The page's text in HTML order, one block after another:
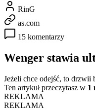
RinG
as.com
15 komentarzy
Wenger stawia
Jeżeli chce odejść, to drzwii
Ten artykuł przeczytasz w 1
REKLAMA
REKLAMA